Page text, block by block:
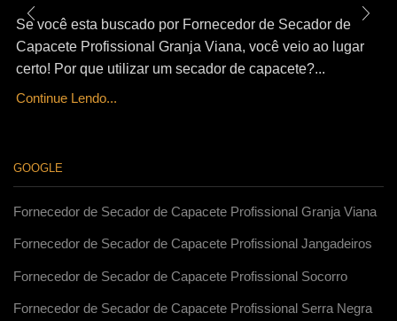
Se você esta buscado por Fornecedor de Secador de
Capacete Profissional Granja Viana, você veio ao lugar
certo! Por que utilizar um secador de capacete?...
Continue Lendo...
GOOGLE
Fornecedor de Secador de Capacete Profissional Granja Viana
Fornecedor de Secador de Capacete Profissional Jangadeiros
Fornecedor de Secador de Capacete Profissional Socorro
Fornecedor de Secador de Capacete Profissional Serra Negra